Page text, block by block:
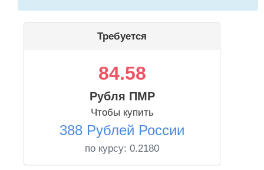
Требуется
84.58
Рубля ПМР
Чтобы купить
388 Рублей России
по курсу: 0.2180